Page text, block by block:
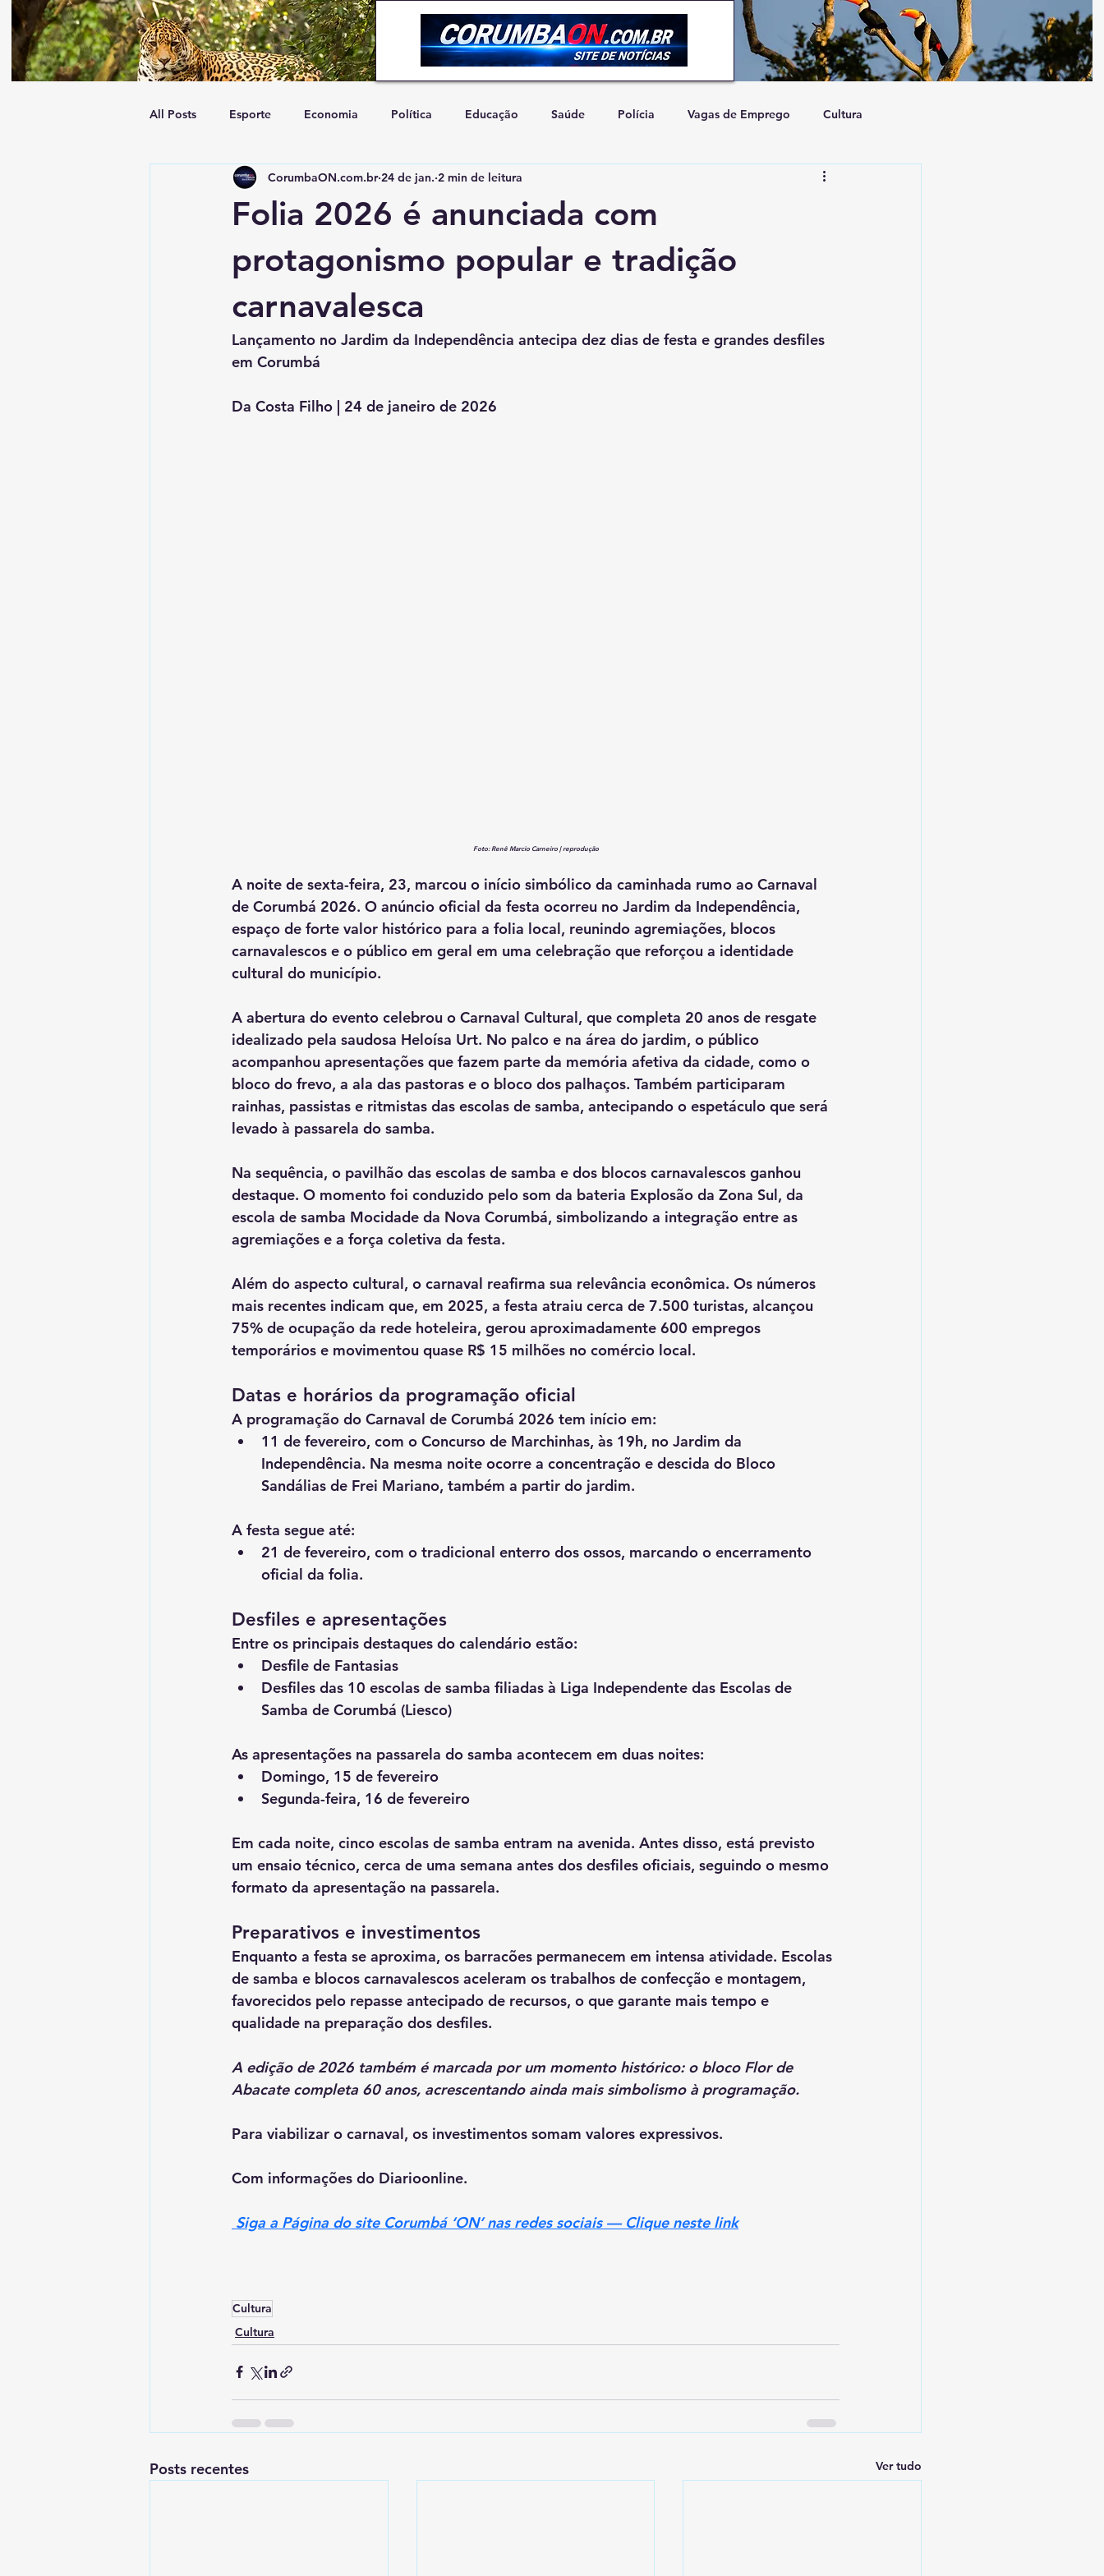
All Posts Esporte Economia Política Educação Saúde Polícia Vagas de Emprego Cultura
Geral Trânsito Artigo de Opinião
Folia 2026 é anunciada com
protagonismo popular e tradição
carnavalesca
CorumbaON.com.br 24 de jan. 2 min de leitura
Lançamento no Jardim da Independência antecipa dez dias de festa e grandes desfiles
em Corumbá
Da Costa Filho | 24 de janeiro de 2026
Foto: Renê Marcio Carneiro | reprodução
A noite de sexta-feira, 23, marcou o início simbólico da caminhada rumo ao Carnaval
de Corumbá 2026. O anúncio oficial da festa ocorreu no Jardim da Independência,
espaço de forte valor histórico para a folia local, reunindo agremiações, blocos
carnavalescos e o público em geral em uma celebração que reforçou a identidade
cultural do município.
A abertura do evento celebrou o Carnaval Cultural, que completa 20 anos de resgate
idealizado pela saudosa Heloísa Urt. No palco e na área do jardim, o público
acompanhou apresentações que fazem parte da memória afetiva da cidade, como o
bloco do frevo, a ala das pastoras e o bloco dos palhaços. Também participaram
rainhas, passistas e ritmistas das escolas de samba, antecipando o espetáculo que será
levado à passarela do samba.
Na sequência, o pavilhão das escolas de samba e dos blocos carnavalescos ganhou
destaque. O momento foi conduzido pelo som da bateria Explosão da Zona Sul, da
escola de samba Mocidade da Nova Corumbá, simbolizando a integração entre as
agremiações e a força coletiva da festa.
Além do aspecto cultural, o carnaval reafirma sua relevância econômica. Os números
mais recentes indicam que, em 2025, a festa atraiu cerca de 7.500 turistas, alcançou
75% de ocupação da rede hoteleira, gerou aproximadamente 600 empregos
temporários e movimentou quase R$ 15 milhões no comércio local.
Datas e horários da programação oficial
A programação do Carnaval de Corumbá 2026 tem início em:
11 de fevereiro, com o Concurso de Marchinhas, às 19h, no Jardim da
Independência. Na mesma noite ocorre a concentração e descida do Bloco
Sandálias de Frei Mariano, também a partir do jardim.
A festa segue até:
21 de fevereiro, com o tradicional enterro dos ossos, marcando o encerramento
oficial da folia.
Desfiles e apresentações
Entre os principais destaques do calendário estão:
Desfile de Fantasias
Desfiles das 10 escolas de samba filiadas à Liga Independente das Escolas de
Samba de Corumbá (Liesco)
As apresentações na passarela do samba acontecem em duas noites:
Domingo, 15 de fevereiro
Segunda-feira, 16 de fevereiro
Em cada noite, cinco escolas de samba entram na avenida. Antes disso, está previsto
um ensaio técnico, cerca de uma semana antes dos desfiles oficiais, seguindo o mesmo
formato da apresentação na passarela.
Preparativos e investimentos
Enquanto a festa se aproxima, os barracões permanecem em intensa atividade. Escolas
de samba e blocos carnavalescos aceleram os trabalhos de confecção e montagem,
favorecidos pelo repasse antecipado de recursos, o que garante mais tempo e
qualidade na preparação dos desfiles.
A edição de 2026 também é marcada por um momento histórico: o bloco Flor de
Abacate completa 60 anos, acrescentando ainda mais simbolismo à programação.
Para viabilizar o carnaval, os investimentos somam valores expressivos.
Com informações do Diarioonline.
Siga a Página do site Corumbá ‘ON’ nas redes sociais — Clique neste link
Cultura
Cultura
Posts recentes Ver tudo